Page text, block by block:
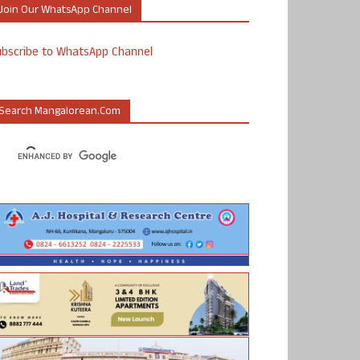
Our WhatsApp Channel
to WhatsApp Channel
Mangalorean.com